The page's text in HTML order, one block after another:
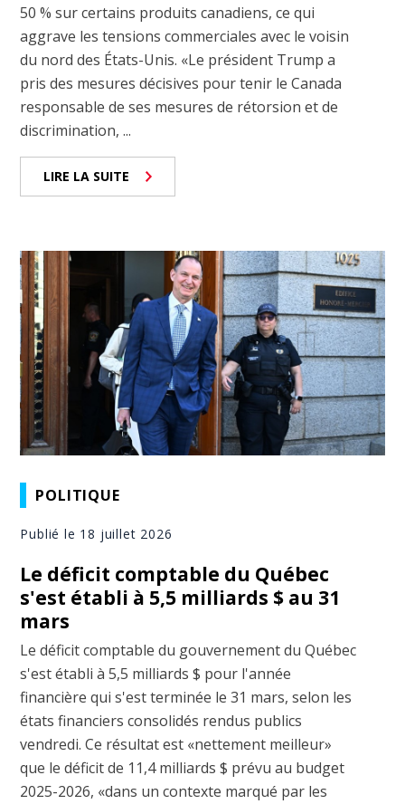
50 % sur certains produits canadiens, ce qui
aggrave les tensions commerciales avec le voisin
du nord des États-Unis. «Le président Trump a
pris des mesures décisives pour tenir le Canada
responsable de ses mesures de rétorsion et de
discrimination, ...
LIRE LA SUITE
POLITIQUE
Publié le 18 juillet 2026
Le déficit comptable du Québec
s'est établi à 5,5 milliards $ au 31
mars
Le déficit comptable du gouvernement du Québec
s'est établi à 5,5 milliards $ pour l'année
financière qui s'est terminée le 31 mars, selon les
états financiers consolidés rendus publics
vendredi. Ce résultat est «nettement meilleur»
que le déficit de 11,4 milliards $ prévu au budget
2025-2026, «dans un contexte marqué par les